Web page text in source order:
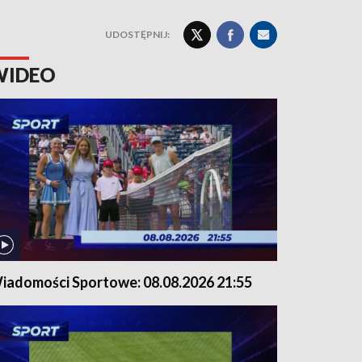
UDOSTĘPNIJ:
Sportowe: 08.08.2026 21:55